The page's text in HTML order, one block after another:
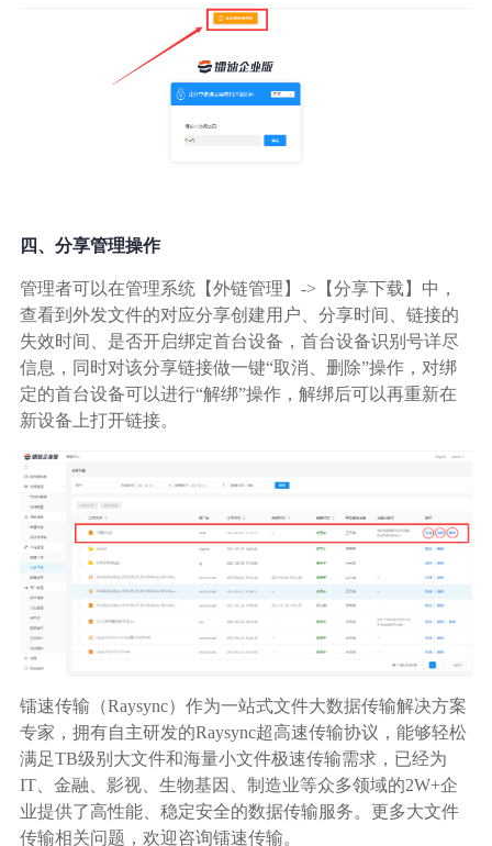
四、分享管理操作
管理者可以在管理系统【外链管理】->【分享下载】中，
查看到外发文件的对应分享创建用户、分享时间、链接的
失效时间、是否开启绑定首台设备，首台设备识别号详尽
信息，同时对该分享链接做一键“取消、删除”操作，对绑
定的首台设备可以进行“解绑”操作，解绑后可以再重新在
新设备上打开链接。
镭速传输（Raysync）作为一站式文件大数据传输解决方案
专家，拥有自主研发的Raysync超高速传输协议，能够轻松
满足TB级别大文件和海量小文件极速传输需求，已经为
IT、金融、影视、生物基因、制造业等众多领域的2W+企
业提供了高性能、稳定安全的数据传输服务。更多大文件
传输相关问题，欢迎咨询镭速传输。